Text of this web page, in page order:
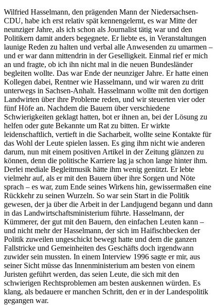
Wilfried Hasselmann, den prägenden Mann der Niedersachsen-
CDU, habe ich erst relativ spät kennengelernt, es war Mitte der
neunziger Jahre, als ich schon als Journalist tätig war und den
Politikern damit anders begegnete. Er liebte es, in Veranstaltungen
launige Reden zu halten und verbal alle Anwesenden zu umarmen –
und er war dann mittendrin in der Geselligkeit. Einmal rief er mich
an und fragte, ob ich ihn nicht mal in die neuen Bundesländer
begleiten wollte. Das war Ende der neunziger Jahre. Er hatte einen
Kollegen dabei, Rentner wie Hasselmann, und wir waren zu dritt
unterwegs in Sachsen-Anhalt. Hasselmann wollte mit den dortigen
Landwirten über ihre Probleme reden, und wir steuerten vier oder
fünf Höfe an. Nachdem die Bauern über verschiedene
Schwierigkeiten geklagt hatten, bot er ihnen an, bei der Lösung zu
helfen oder gute Bekannte um Rat zu bitten. Er wirkte
leidenschaftlich, vertieft in die Sacharbeit, wollte seine Kontakte für
das Wohl der Leute spielen lassen. Es ging ihm nicht wie anderen
darum, nun mit einem positiven Artikel in der Zeitung glänzen zu
können, denn die politische Karriere lag ja schon lange hinter ihm.
Derlei mediale Begleitmusik hätte ihm wenig genützt. Er lebte
vielmehr auf, als er mit den Bauern über ihre Sorgen und Nöte
sprach – es war, zum Ende seines Wirkens hin, gewissermaßen eine
Rückkehr zu seinen Wurzeln. So war sein Start in die Politik
gewesen, der ja über die Arbeit in der Landjugend begann und dann
in das Landwirtschaftsministerium führte. Hasselmann, der
Kümmerer, der gut mit den Bauern, den einfachen Leuten kann –
und nicht mehr der Hasselmann, der sich im Haifischbecken der
Politik zuweilen ungeschickt bewegt hatte und dem die ganzen
Fallstricke und Gemeinheiten des Geschäfts doch irgendwann
zuwider sein mussten. In einem Interview 1996 sagte er mir, aus
seiner Sicht müsse das Innenministerium am besten von einem
Juristen geführt werden, das seien Leute, die sich mit den
schwierigen Rechtsproblemen am besten auskennen würden. Es
klang, als bedauere er manchen Schritt, den er in der Landespolitik
gegangen war.